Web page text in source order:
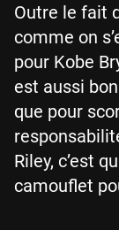
Outre le fait
comme on
pour Kobe
est aussi
que pour
Riley, c’est
camouflet